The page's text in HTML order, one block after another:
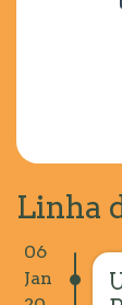
Linha
06
Jan